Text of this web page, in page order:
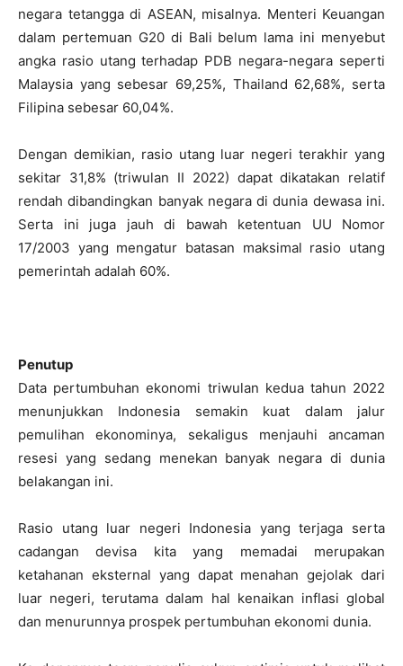
negara tetangga di ASEAN, misalnya. Menteri Keuangan
dalam pertemuan G20 di Bali belum lama ini menyebut
angka rasio utang terhadap PDB negara-negara seperti
Malaysia yang sebesar 69,25%, Thailand 62,68%, serta
Filipina sebesar 60,04%.
Dengan demikian, rasio utang luar negeri terakhir yang
sekitar 31,8% (triwulan II 2022) dapat dikatakan relatif
rendah dibandingkan banyak negara di dunia dewasa ini.
Serta ini juga jauh di bawah ketentuan UU Nomor
17/2003 yang mengatur batasan maksimal rasio utang
pemerintah adalah 60%.
Penutup
Data pertumbuhan ekonomi triwulan kedua tahun 2022
menunjukkan Indonesia semakin kuat dalam jalur
pemulihan ekonominya, sekaligus menjauhi ancaman
resesi yang sedang menekan banyak negara di dunia
belakangan ini.
Rasio utang luar negeri Indonesia yang terjaga serta
cadangan devisa kita yang memadai merupakan
ketahanan eksternal yang dapat menahan gejolak dari
luar negeri, terutama dalam hal kenaikan inflasi global
dan menurunnya prospek pertumbuhan ekonomi dunia.